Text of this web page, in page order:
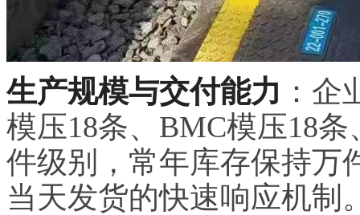
生产规模与交付能力 ：
模压18条、BMC模压18
件级别，常年库存保持万
当天发货的快速响应机制